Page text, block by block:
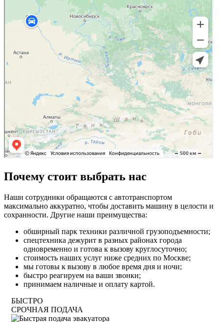
Почему стоит выбрать нас
Наши сотрудники обращаются с автотранспортом
максимально аккуратно, чтобы доставить машину в целости и
сохранности. Другие наши преимущества:
обширный парк техники различной грузоподъемности;
спецтехника дежурит в разных районах города
одновременно и готова к вызову круглосуточно;
стоимость наших услуг ниже средних по Москве;
мы готовы к вызову в любое время дня и ночи;
быстро реагируем на ваши звонки;
принимаем наличные и оплату картой.
БЫСТРО
СРОЧНАЯ ПОДАЧА